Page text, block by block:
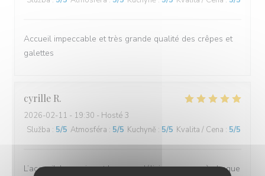
Accueil impeccable et très grande qualité des crêpes et
galettes
cyrille R
2026-02-11 - 19:30 - Hosté 3
Služba : 5/5 Atmosféra : 5/5 Kuchyně : 5/5 Kvalita / Cena : 5/5
L’accueil, le service et le repas délicieux comme à chaque